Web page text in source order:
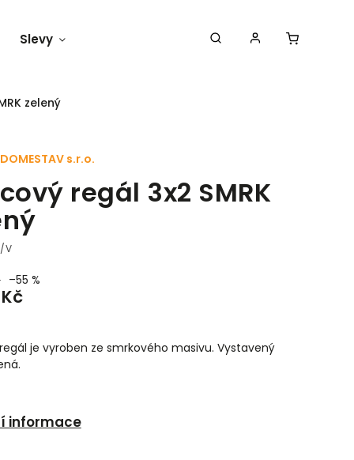
Slevy
zelený
regál 3x2 SMRK
V
–55 %
je vyroben ze smrkového masivu. Vystavený
informace
DOMESTAV s.r.o.